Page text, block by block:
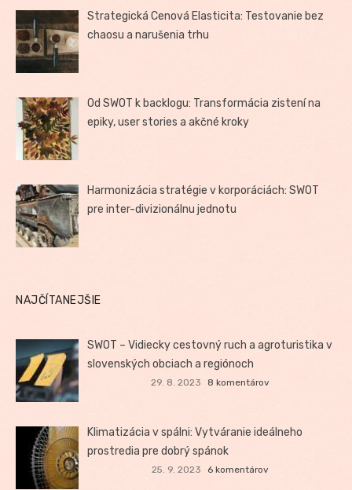
Strategická Cenová Elasticita: Testovanie bez
chaosu a narušenia trhu
Od SWOT k backlogu: Transformácia zistení na
epiky, user stories a akčné kroky
Harmonizácia stratégie v korporáciách: SWOT
pre inter-divizionálnu jednotu
NAJČÍTANEJŠIE
SWOT – Vidiecky cestovný ruch a agroturistika v
slovenských obciach a regiónoch
29. 8. 2023 8 komentárov
Klimatizácia v spálni: Vytváranie ideálneho
prostredia pre dobrý spánok
25. 9. 2023 6 komentárov